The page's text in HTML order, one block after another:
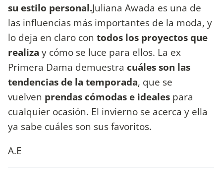
su estilo personal.Juliana Awada es una de
las influencias más importantes de la moda, y
lo deja en claro con todos los proyectos que
realiza y cómo se luce para ellos. La ex
Primera Dama demuestra cuáles son las
tendencias de la temporada, que se
vuelven prendas cómodas e ideales para
cualquier ocasión. El invierno se acerca y ella
ya sabe cuáles son sus favoritos.
A.E